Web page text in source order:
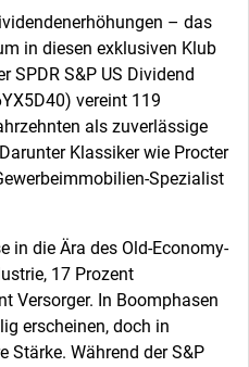
– das
in diesen exklusiven Klub
SPDR S&P US Dividend
vereint 119
als zuverlässige
Klassiker wie Procter
Spezialist
in die Ära des Old-Economy-
17 Prozent
Versorger. In Boomphasen
erscheinen, doch in
Stärke. Während der S&P